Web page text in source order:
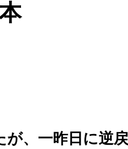
、一昨日に逆